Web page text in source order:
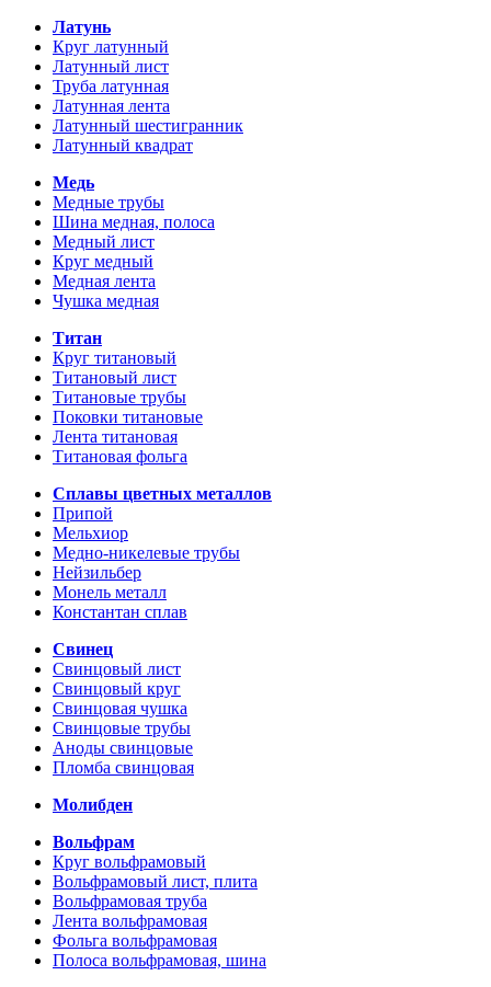
Латунь
Круг латунный
Латунный лист
Труба латунная
Латунная лента
Латунный шестигранник
Латунный квадрат
Медь
Медные трубы
Шина медная, полоса
Медный лист
Круг медный
Медная лента
Чушка медная
Титан
Круг титановый
Титановый лист
Титановые трубы
Поковки титановые
Лента титановая
Титановая фольга
Сплавы цветных металлов
Припой
Мельхиор
Медно-никелевые трубы
Нейзильбер
Монель металл
Константан сплав
Свинец
Свинцовый лист
Свинцовый круг
Свинцовая чушка
Свинцовые трубы
Аноды свинцовые
Пломба свинцовая
Молибден
Вольфрам
Круг вольфрамовый
Вольфрамовый лист, плита
Вольфрамовая труба
Лента вольфрамовая
Фольга вольфрамовая
Полоса вольфрамовая, шина